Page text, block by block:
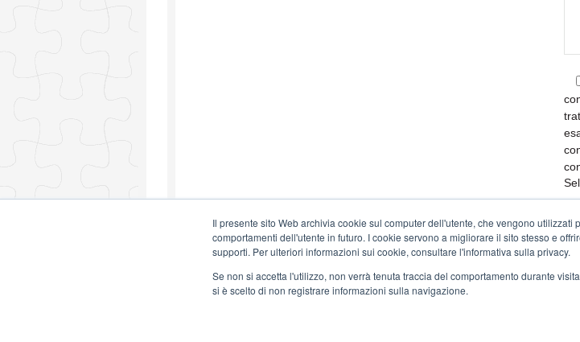
Il presente sito Web archivia cookie sul computer dell'utente, che vengono
comportamenti dell'utente in futuro. I cookie servono a migliorare il sito stesso e
supporti. Per ulteriori informazioni sui cookie, consultare l'informativa sulla privacy.
Se non si accetta l'utilizzo, non verrà tenuta traccia del comportamento durante
si è scelto di non registrare informazioni sulla navigazione.